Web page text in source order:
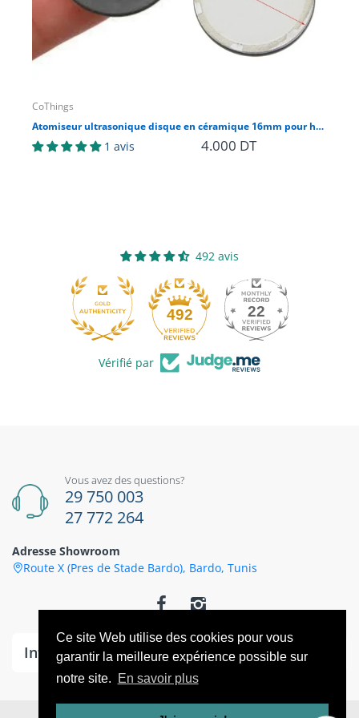
Ce site Web utilise des cookies pour vous
garantir la meilleure expérience possible sur
notre site.
En savoir plus
CoThings
Atomiseur ultrasonique disque en céramique 16mm pour humidificateur
1 avis 4.000 DT
492 avis
492 22
Vérifié par
Vous avez des questions?
29 750 003
27 772 264
Adresse Showroom
Route X (Pres de Stade Bardo), Bardo, Tunis
Information